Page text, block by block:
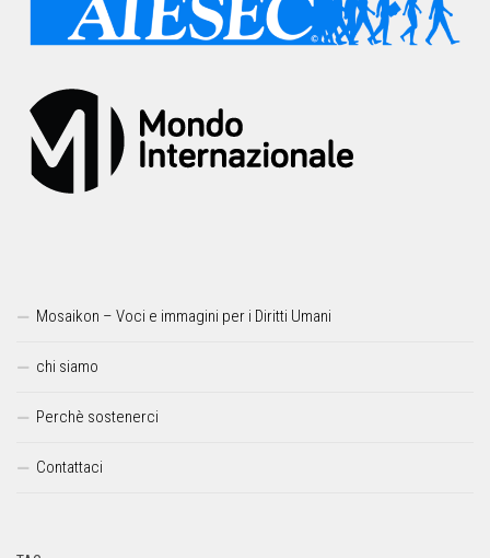
Mosaikon – Voci e immagini per i Diritti Umani
chi siamo
Perchè sostenerci
Contattaci